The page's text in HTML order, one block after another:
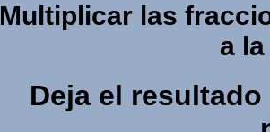
Multiplicar las
a
Deja el